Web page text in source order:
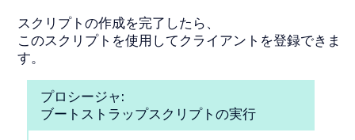
スクリプトの作成を完了したら、
このスクリプトを使用してクライアントを登録できま
す。
プロシージャ:
ブートストラップスクリプトの実行